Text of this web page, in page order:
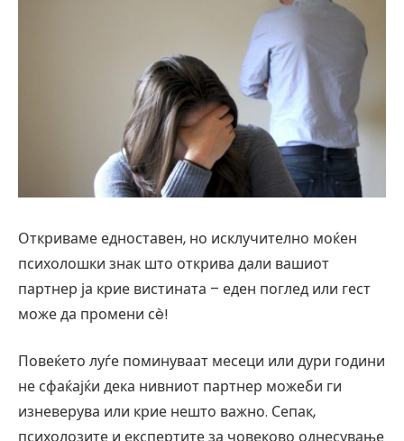
Откриваме едноставен, но исклучително моќен
психолошки знак што открива дали вашиот
партнер ја крие вистината – еден поглед или гест
може да промени сè!
Повеќето луѓе поминуваат месеци или дури години
не сфаќајќи дека нивниот партнер можеби ги
изневерува или крие нешто важно. Сепак,